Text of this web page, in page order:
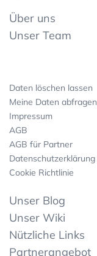
Über uns
Unser Team
Daten löschen lassen
Meine Daten abfragen
Impressum
AGB
AGB für Partner
Datenschutzerklärung
Cookie Richtlinie
Unser Blog
Unser Wiki
Nützliche Links
Partnerangebot